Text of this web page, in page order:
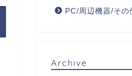
PC/周辺機器/その
Archive